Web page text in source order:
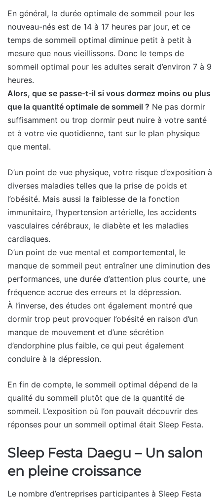
En général, la durée optimale de sommeil pour les
nouveau-nés est de 14 à 17 heures par jour, et ce
temps de sommeil optimal diminue petit à petit à
mesure que nous vieillissons. Donc le temps de
sommeil optimal pour les adultes serait d’environ 7 à 9
heures.
Alors, que se passe-t-il si vous dormez moins ou plus
que la quantité optimale de sommeil ? Ne pas dormir
suffisamment ou trop dormir peut nuire à votre santé
et à votre vie quotidienne, tant sur le plan physique
que mental.
D’un point de vue physique, votre risque d’exposition à
diverses maladies telles que la prise de poids et
l’obésité. Mais aussi la faiblesse de la fonction
immunitaire, l’hypertension artérielle, les accidents
vasculaires cérébraux, le diabète et les maladies
cardiaques.
D’un point de vue mental et comportemental, le
manque de sommeil peut entraîner une diminution des
performances, une durée d’attention plus courte, une
fréquence accrue des erreurs et la dépression.
À l’inverse, des études ont également montré que
dormir trop peut provoquer l’obésité en raison d’un
manque de mouvement et d’une sécrétion
d’endorphine plus faible, ce qui peut également
conduire à la dépression.
En fin de compte, le sommeil optimal dépend de la
qualité du sommeil plutôt que de la quantité de
sommeil. L’exposition où l’on pouvait découvrir des
réponses pour un sommeil optimal était Sleep Festa.
Sleep Festa Daegu – Un salon
en pleine croissance
Le nombre d’entreprises participantes à Sleep Festa